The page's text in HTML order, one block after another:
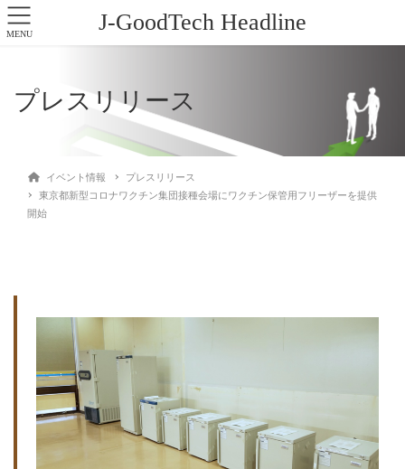
J-GoodTech Headline
プレスリリース
イベント情報
プレスリリース
東京都新型コロナワクチン集団接種会場にワクチン保管用フリーザーを提供
開始
MENU